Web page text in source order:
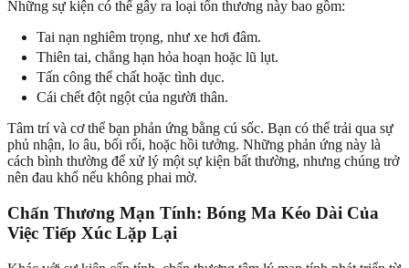
Những sự kiện có thể gây ra loại tổn thương này bao gồm:
Tai nạn nghiêm trọng, như xe hơi đâm.
Thiên tai, chẳng hạn hỏa hoạn hoặc lũ lụt.
Tấn công thể chất hoặc tình dục.
Cái chết đột ngột của người thân.
Tâm trí và cơ thể bạn phản ứng bằng cú sốc. Bạn có thể trải qua sự
phủ nhận, lo âu, bối rối, hoặc hồi tưởng. Những phản ứng này là
cách bình thường để xử lý một sự kiện bất thường, nhưng chúng trở
nên đau khổ nếu không phai mờ.
Chấn Thương Mạn Tính: Bóng Ma Kéo Dài Của
Việc Tiếp Xúc Lặp Lại